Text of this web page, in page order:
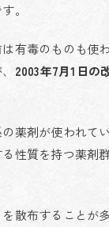
。
有毒のものも使
2003年7月1日の
薬剤が使われて
性質を持つ薬剤
散布することが